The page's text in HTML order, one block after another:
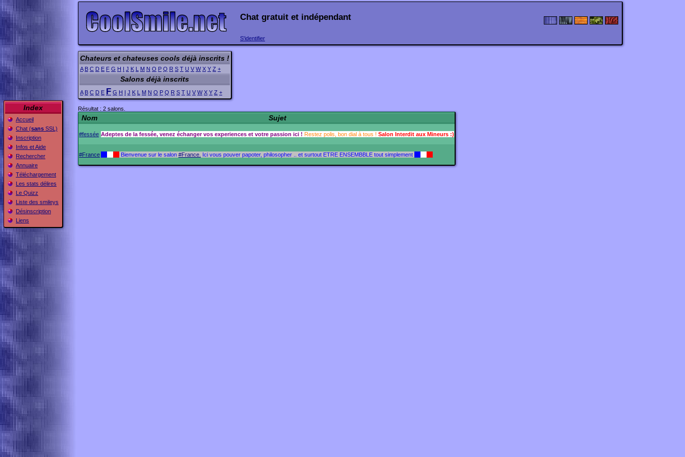
Chat gratuit et indépendant
S'identifier
Chateurs et chateuses cools déjà inscrits !
A B C D E F G H J K M N O P Q R S T U V W X Y Z +
Salons déjà inscrits
A B C D E F G H J K M N O P Q R S T U V W X Y Z +
Résultat : 2 salons.
Nom Sujet
#fessée Adeptes de la fessée, venez échanger vos experiences et votre passion ici ! Restez polis, bon dial à tous ! Salon Interdit aux Mineurs :)
#France Bienvenue sur le salon #France. Ici vous pouver papoter, philosopher .. et surtout ETRE ENSEMBBLE tout simplement
Index
Accueil
Chat (sans SSL)
Inscription
Infos et Aide
Rechercher
Annuaire
Téléchargement
Les stats délires
Le Quizz
Liste des smileys
Désinscription
Liens